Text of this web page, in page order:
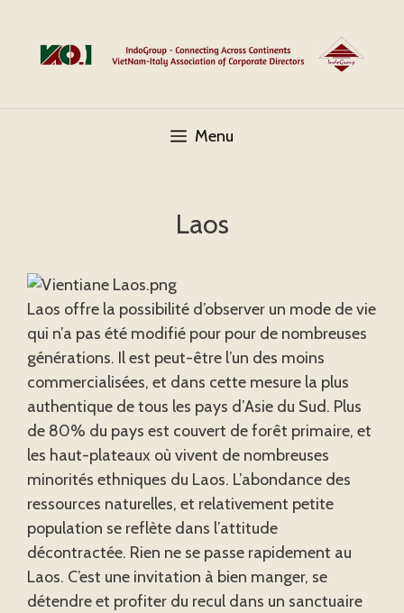
content
Menu
Laos
Laos offre la possibilité d’observer un mode de vie
qui n’a pas été modifié pour pour de nombreuses
générations. Il est peut-être l’un des moins
commercialisées, et dans cette mesure la plus
authentique de tous les pays d’Asie du Sud. Plus
de 80% du pays est couvert de forêt primaire, et
les haut-plateaux où vivent de nombreuses
minorités ethniques du Laos. L’abondance des
ressources naturelles, et relativement petite
population se reflète dans l’attitude
décontractée. Rien ne se passe rapidement au
Laos. C’est une invitation à bien manger, se
détendre et profiter du recul dans un sanctuaire